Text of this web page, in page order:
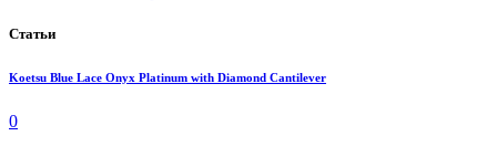
Статьи
Koetsu Blue Lace Onyx Platinum with Diamond Cantilever
0